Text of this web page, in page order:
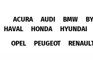
ACURA AUDI BMW
HAVAL
HONDA HYUNDAI
OPEL
PEUGEOT